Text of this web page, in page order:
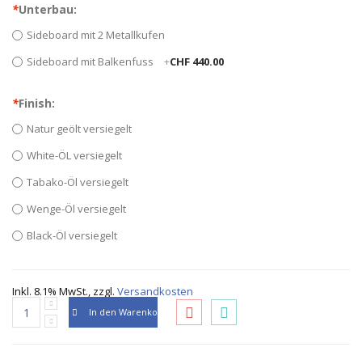
*Unterbau:
Sideboard mit 2 Metallkufen
Sideboard mit Balkenfuss
+CHF 440.00
*Finish:
Natur geölt versiegelt
White-ÖL versiegelt
Tabako-Öl versiegelt
Wenge-Öl versiegelt
Black-Öl versiegelt
Inkl. 8.1% MwSt., zzgl. Versandkosten
In den Warenkorb